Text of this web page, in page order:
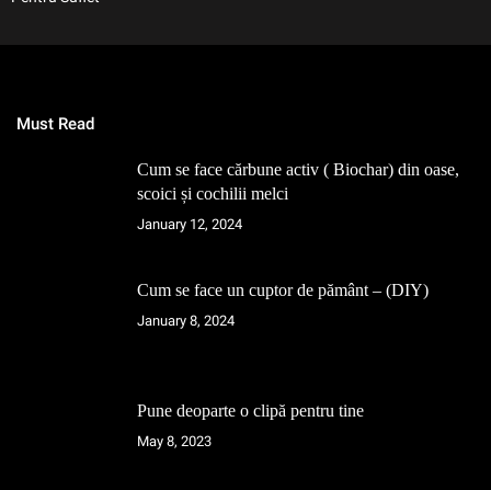
Must Read
Cum se face cărbune activ ( Biochar) din oase,
scoici și cochilii melci
January 12, 2024
Cum se face un cuptor de pământ – (DIY)
January 8, 2024
Pune deoparte o clipă pentru tine
May 8, 2023